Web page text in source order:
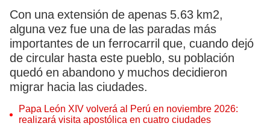
Con una extensión de apenas 5.63 km2,
alguna vez fue una de las paradas más
importantes de un ferrocarril que, cuando dejó
de circular hasta este pueblo, su población
quedó en abandono y muchos decidieron
migrar hacia las ciudades.
Papa León XIV volverá al Perú en noviembre 2026:
realizará visita apostólica en cuatro ciudades